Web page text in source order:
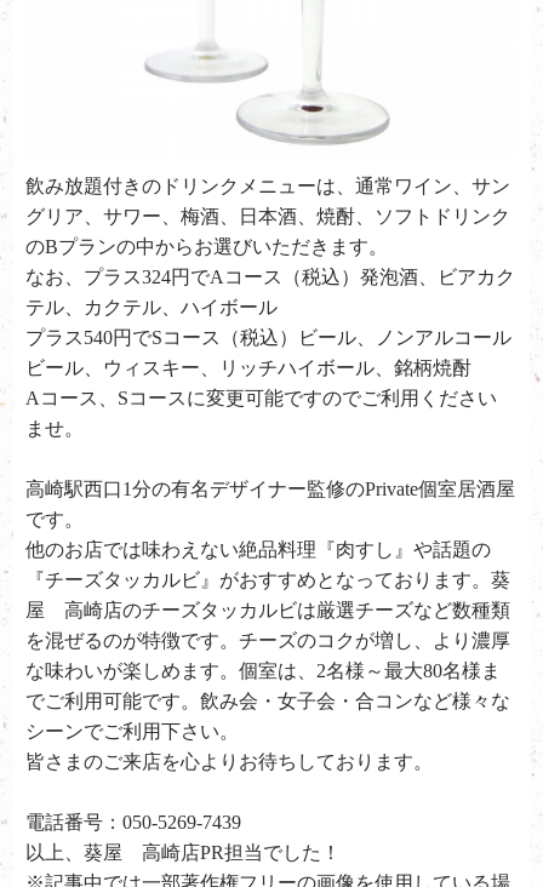
飲み放題付きのドリンクメニューは、通常ワイン、サン
グリア、サワー、梅酒、日本酒、焼酎、ソフトドリンク
のBプランの中からお選びいただきます。
なお、プラス324円でAコース（税込）発泡酒、ビアカク
テル、カクテル、ハイボール
プラス540円でSコース（税込）ビール、ノンアルコール
ビール、ウィスキー、リッチハイボール、銘柄焼酎
Aコース、Sコースに変更可能ですのでご利用ください
ませ。
高崎駅西口1分の有名デザイナー監修のPrivate個室居酒屋
です。
他のお店では味わえない絶品料理『肉すし』や話題の
『チーズタッカルビ』がおすすめとなっております。葵
屋 高崎店のチーズタッカルビは厳選チーズなど数種類
を混ぜるのが特徴です。チーズのコクが増し、より濃厚
な味わいが楽しめます。個室は、2名様～最大80名様ま
でご利用可能です。飲み会・女子会・合コンなど様々な
シーンでご利用下さい。
皆さまのご来店を心よりお待ちしております。
電話番号：050-5269-7439
以上、葵屋 高崎店PR担当でした！
※記事中では一部著作権フリーの画像を使用している場